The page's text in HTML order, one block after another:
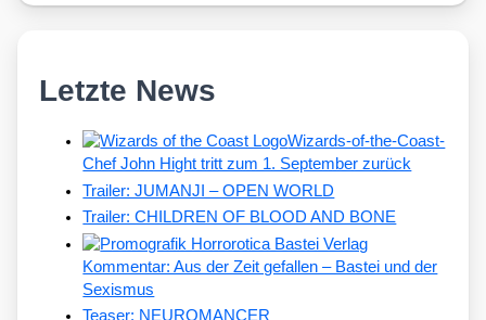
Letzte News
Wizards-of-the-Coast-
Chef John Hight tritt zum 1. September zurück
Trailer: JUMANJI – OPEN WORLD
Trailer: CHILDREN OF BLOOD AND BONE
Kommentar: Aus der Zeit gefallen – Bastei und der
Sexismus
Teaser: NEUROMANCER